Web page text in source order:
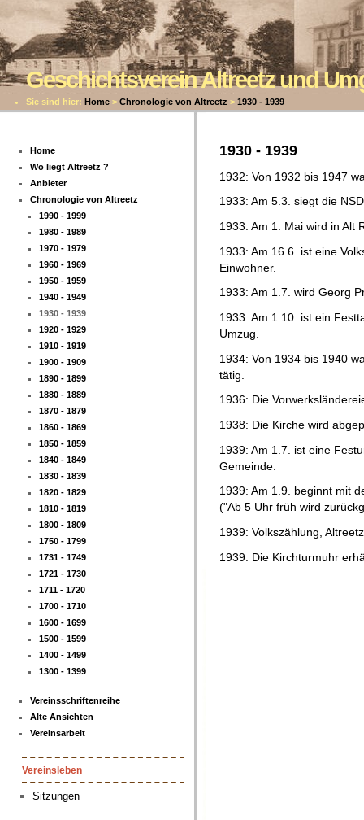
Geschichtsverein Altreetz und
Sie sind hier: Home > Chronologie von Altreetz > 1930 - 1939
Home
Wo liegt Altreetz ?
Anbieter
Chronologie von Altreetz
1990 - 1999
1980 - 1989
1970 - 1979
1960 - 1969
1950 - 1959
1940 - 1949
1930 - 1939
1920 - 1929
1910 - 1919
1900 - 1909
1890 - 1899
1880 - 1889
1870 - 1879
1860 - 1869
1850 - 1859
1840 - 1849
1830 - 1839
1820 - 1829
1810 - 1819
1800 - 1809
1750 - 1799
1731 - 1749
1721 - 1730
1711 - 1720
1700 - 1710
1600 - 1699
1500 - 1599
1400 - 1499
1300 - 1399
Vereinsschriftenreihe
Alte Ansichten
Vereinsarbeit
Vereinsleben
Sitzungen
1930 - 1939
1932: Von 1932 bis 1947
1933: Am 5.3. siegt die
1933: Am 1. Mai wird in Alt
1933: Am 16.6. ist eine
Einwohner.
1933: Am 1.7. wird Georg
1933: Am 1.10. ist ein
Umzug.
1934: Von 1934 bis 1940
tätig.
1936: Die
1938: Die Kirche wird
1939: Am 1.7. ist eine
Gemeinde.
1939: Am 1.9. beginnt mit
("Ab 5 Uhr früh wird
1939: Volkszählung,
1939: Die Kirchturmuhr